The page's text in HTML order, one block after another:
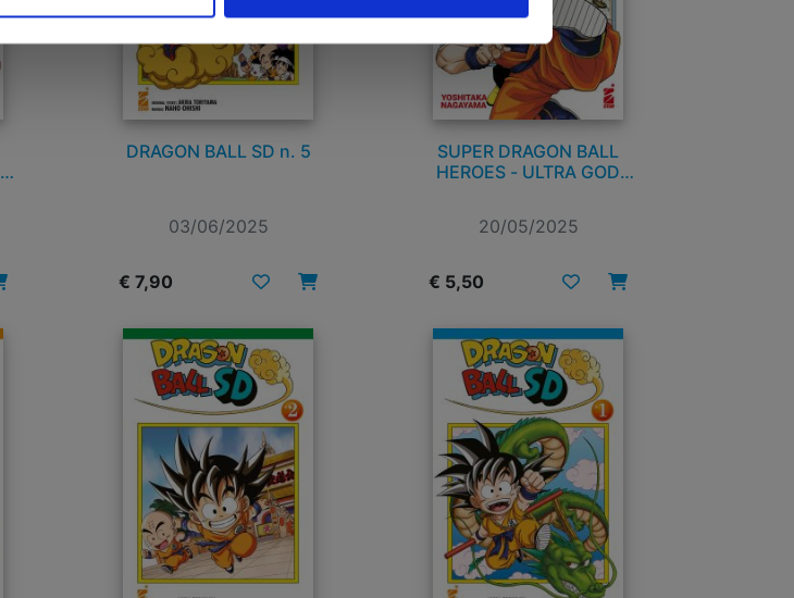
DRAGON BALL SD n. 5
03/06/2025
€ 7,90
SUPER DRAGON BALL
HEROES - ULTRA GOD
20/05/2025
€ 5,50